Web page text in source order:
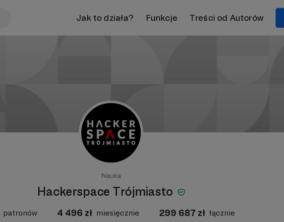
Jak to działa? Funkcje Treści od Autorów
Nauka
Hackerspace Trójmiasto
patronów 4 496 zł miesięcznie 299 687 zł łącznie